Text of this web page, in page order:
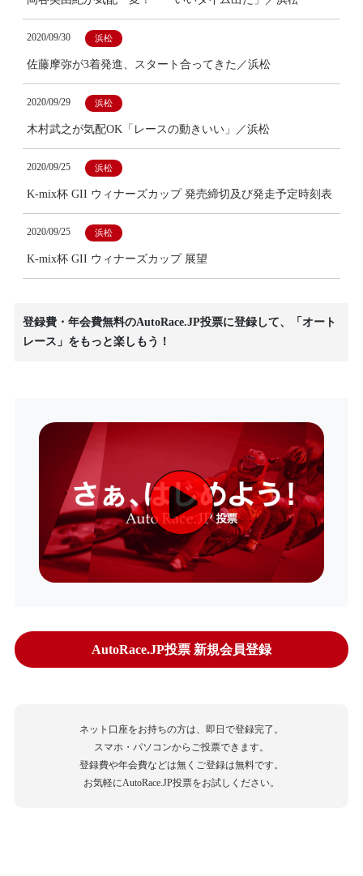
2020/09/30 浜松
佐藤摩弥が3着発進、スタート合ってきた／浜松
2020/09/29 浜松
木村武之が気配OK「レースの動きいい」／浜松
2020/09/25 浜松
K-mix杯 GII ウィナーズカップ 発売締切及び発走予定時刻表
2020/09/25 浜松
K-mix杯 GII ウィナーズカップ 展望
登録費・年会費無料のAutoRace.JP投票に登録して、「オート
レース」をもっと楽しもう！
AutoRace.JP投票 新規会員登録
ネット口座をお持ちの方は、即日で登録完了。
スマホ・パソコンからご投票できます。
登録費や年会費などは無くご登録は無料です。
お気軽にAutoRace.JP投票をお試しください。